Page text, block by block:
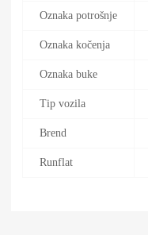
Oznaka potrošnje
Oznaka kočenja
Oznaka buke
Tip vozila
Brend
Runflat